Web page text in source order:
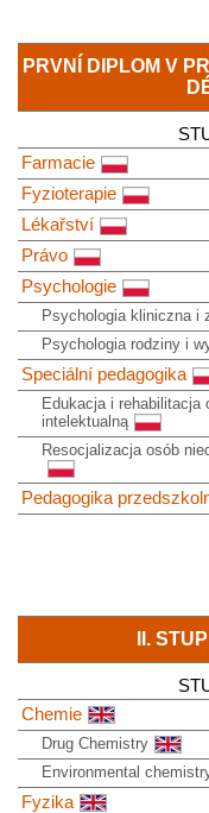
PRVNÍ DIPLOM V
Farmacie
Fyzioterapie
Lékařství
Právo
Psychologie
Psychologia kliniczna i
Psychologia rodziny i
Speciální pedagogika
Edukacja i rehabilitacja
intelektualną
Resocjalizacja osób
Pedagogika
II.
Chemie
Drug Chemistry
Environmental
Fyzika